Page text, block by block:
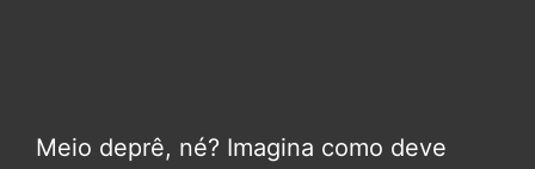
Meio deprê, né? Imagina como deve